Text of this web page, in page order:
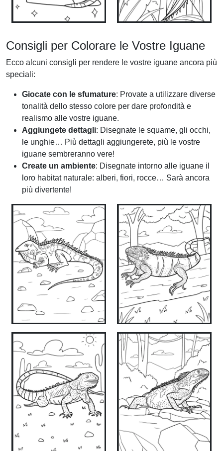
Consigli per Colorare le Vostre Iguane
Ecco alcuni consigli per rendere le vostre iguane ancora più
speciali:
Giocate con le sfumature: Provate a utilizzare diverse
tonalità dello stesso colore per dare profondità e
realismo alle vostre iguane.
Aggiungete dettagli: Disegnate le squame, gli occhi,
le unghie… Più dettagli aggiungerete, più le vostre
iguane sembreranno vere!
Create un ambiente: Disegnate intorno alle iguane il
loro habitat naturale: alberi, fiori, rocce… Sarà ancora
più divertente!